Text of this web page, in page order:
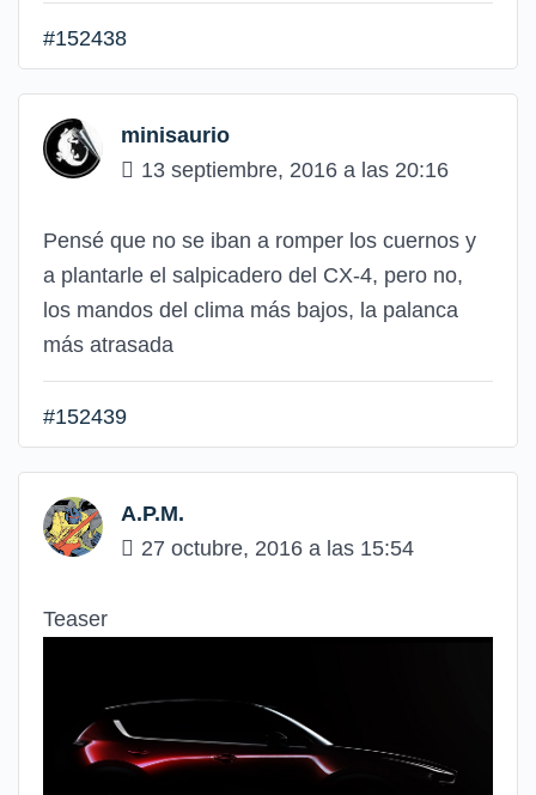
#152438
minisaurio
13 septiembre, 2016 a las 20:16
Pensé que no se iban a romper los cuernos y
a plantarle el salpicadero del CX-4, pero no,
los mandos del clima más bajos, la palanca
más atrasada
#152439
A.P.M.
27 octubre, 2016 a las 15:54
Teaser